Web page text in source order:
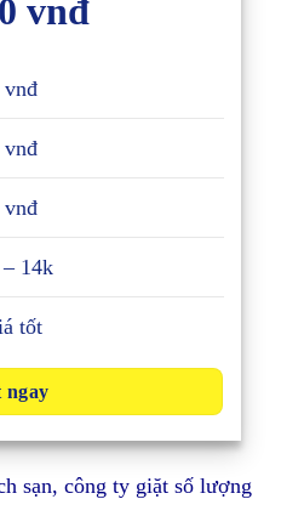
vnđ
vnđ
vnđ
vnđ
14k
tốt
ngay
sạn, công ty giặt số lượng